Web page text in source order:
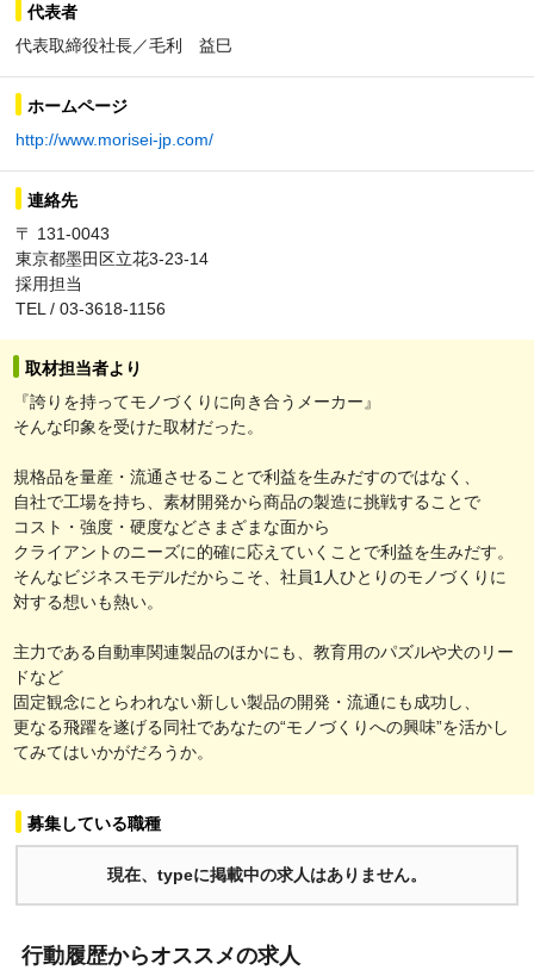
代表者
代表取締役社長／毛利 益巳
ホームページ
http://www.morisei-jp.com/
連絡先
〒 131-0043
東京都墨田区立花3-23-14
採用担当
TEL / 03-3618-1156
取材担当者より
『誇りを持ってモノづくりに向き合うメーカー』
そんな印象を受けた取材だった。
規格品を量産・流通させることで利益を生みだすのではなく、
自社で工場を持ち、素材開発から商品の製造に挑戦することで
コスト・強度・硬度などさまざまな面から
クライアントのニーズに的確に応えていくことで利益を生みだす。
そんなビジネスモデルだからこそ、社員1人ひとりのモノづくりに
対する想いも熱い。
主力である自動車関連製品のほかにも、教育用のパズルや犬のリー
ドなど
固定観念にとらわれない新しい製品の開発・流通にも成功し、
更なる飛躍を遂げる同社であなたの“モノづくりへの興味”を活かし
てみてはいかがだろうか。
募集している職種
現在、typeに掲載中の求人はありません。
行動履歴からオススメの求人